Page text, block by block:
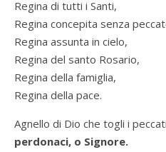
Regina di tutti i Santi,
Regina concepita senza
Regina assunta in cielo,
Regina del santo Rosario,
Regina della famiglia,
Regina della pace.
Agnello di Dio che togli i
perdonaci, o Signore.